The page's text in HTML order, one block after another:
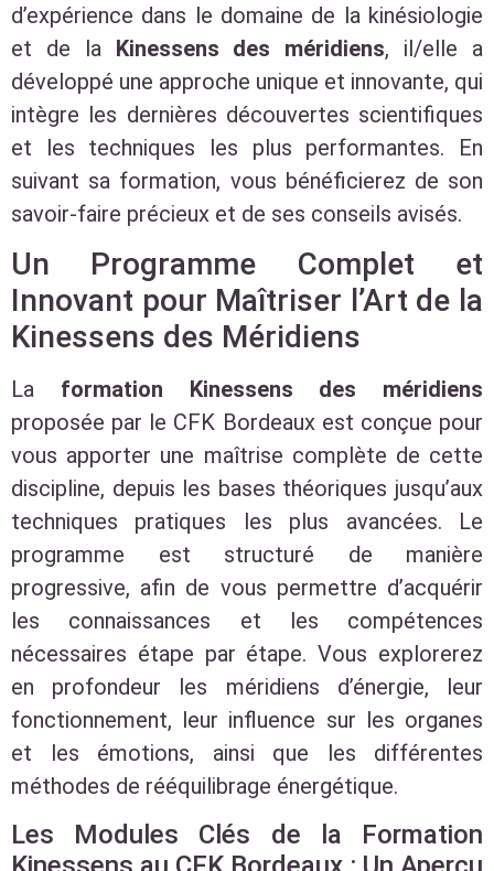
d’expérience dans le domaine de la kinésiologie
et de la Kinessens des méridiens, il/elle a
développé une approche unique et innovante, qui
intègre les dernières découvertes scientifiques
et les techniques les plus performantes. En
suivant sa formation, vous bénéficierez de son
savoir-faire précieux et de ses conseils avisés.
Un Programme Complet et
Innovant pour Maîtriser l’Art de la
Kinessens des Méridiens
La formation Kinessens des méridiens
proposée par le CFK Bordeaux est conçue pour
vous apporter une maîtrise complète de cette
discipline, depuis les bases théoriques jusqu’aux
techniques pratiques les plus avancées. Le
programme est structuré de manière
progressive, afin de vous permettre d’acquérir
les connaissances et les compétences
nécessaires étape par étape. Vous explorerez
en profondeur les méridiens d’énergie, leur
fonctionnement, leur influence sur les organes
et les émotions, ainsi que les différentes
méthodes de rééquilibrage énergétique.
Les Modules Clés de la Formation